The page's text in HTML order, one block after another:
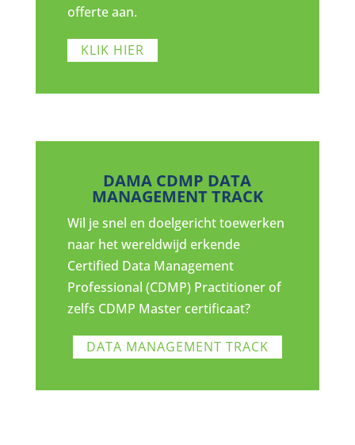
offerte aan.
KLIK HIER
DAMA CDMP DATA
MANAGEMENT TRACK
Wil je snel en doelgericht toewerken
naar het wereldwijd erkende
Certified Data Management
Professional (CDMP) Practitioner of
zelfs CDMP Master certificaat?
DATA MANAGEMENT TRACK